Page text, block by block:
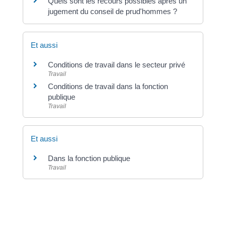
jugement du conseil de prud'hommes ?
Et aussi
Conditions de travail dans le secteur privé
Travail
Conditions de travail dans la fonction
publique
Travail
Et aussi
Dans la fonction publique
Travail